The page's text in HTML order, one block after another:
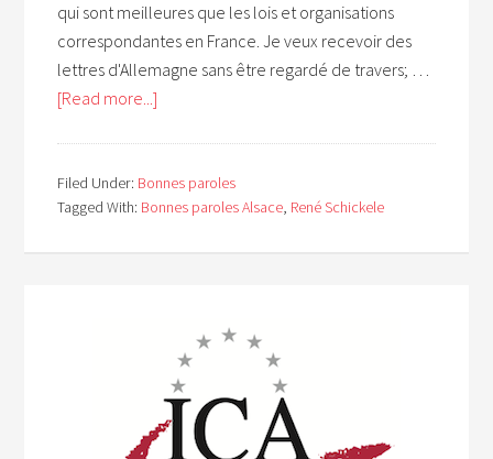
qui sont meilleures que les lois et organisations
correspondantes en France. Je veux recevoir des
lettres d'Allemagne sans être regardé de travers; …
[Read more...]
Filed Under: Bonnes paroles
Tagged With: Bonnes paroles Alsace, René Schickele